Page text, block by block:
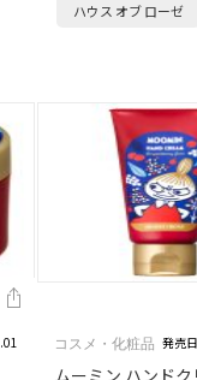
た果実味…
ハウス オブ ローゼ
コスメ・化粧品 発売
ムーミン ハンドク